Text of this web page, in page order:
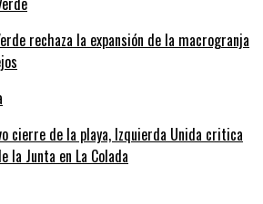
rechaza la expansión de la macrogranja
cierre de la playa, Izquierda Unida critica
la Junta en La Colada